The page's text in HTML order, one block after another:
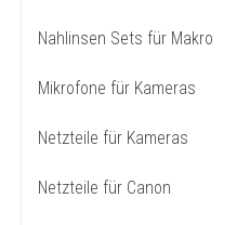
Nahlinsen Sets für Makro
Mikrofone für Kameras
Netzteile für Kameras
Netzteile für Canon